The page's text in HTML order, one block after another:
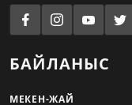
БАЙЛАНЫС
МЕКЕН-ЖАЙ